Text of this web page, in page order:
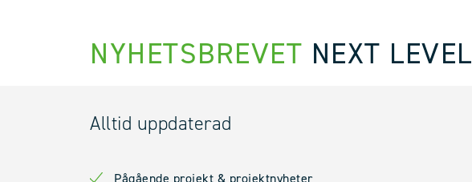
NYHETSBREVET NEXT LEVEL
Alltid uppdaterad
Pågående projekt & projektnyheter